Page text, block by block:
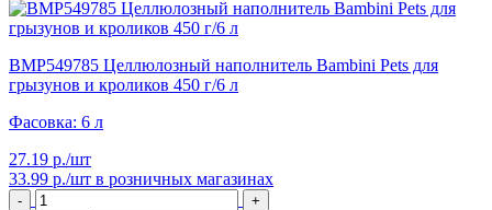
BMP549785 Целлюлозный наполнитель Bambini Pets для
грызунов и кроликов 450 г/6 л
Фасовка: 6 л
27.19 р./шт
33.99 р./шт в розничных магазинах
-
+